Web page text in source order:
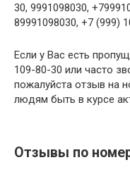
30, 9991098030,
89991098030, +7 (999)
Если у Вас есть
109-80-30 или часто
пожалуйста отзыв на
людям быть в курсе
Отзывы по